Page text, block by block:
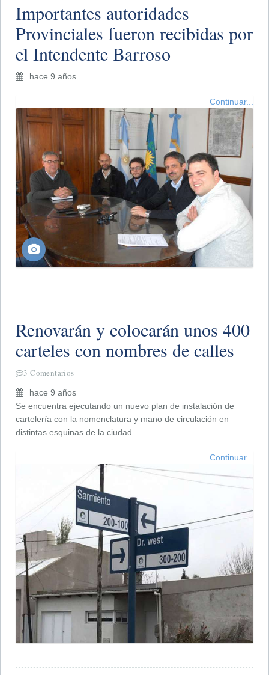
Importantes autoridades
Provinciales fueron recibidas por
el Intendente Barroso
hace 9 años
Continuar...
Renovarán y colocarán unos 400
carteles con nombres de calles
3 Comentarios
hace 9 años
Se encuentra ejecutando un nuevo plan de instalación de
cartelería con la nomenclatura y mano de circulación en
distintas esquinas de la ciudad.
Continuar...